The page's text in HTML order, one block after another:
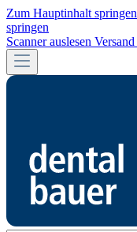
Zum Hauptinhalt springen
springen
Scanner auslesen Versand